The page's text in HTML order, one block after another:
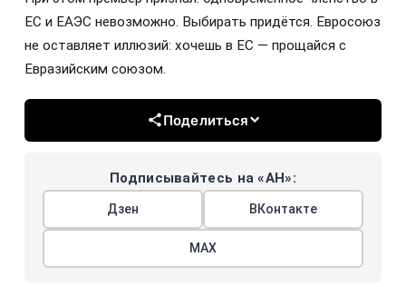
закона об интеграции с Евросоюзом не означает
скорого вступления в объединение. Сначала —
серьёзная подготовка, иначе референдум будет
«Невозможно вывести этот вопрос на решение
Пашинян. И даже после этого Армении придётся
подавать официальную заявку в ЕС.
При этом премьер признал: одновременное членство в